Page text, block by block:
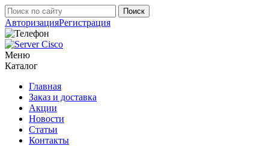
АвторизацияРегистрация
Меню
Каталог
Главная
Заказ и доставка
Акции
Новости
Статьи
Контакты